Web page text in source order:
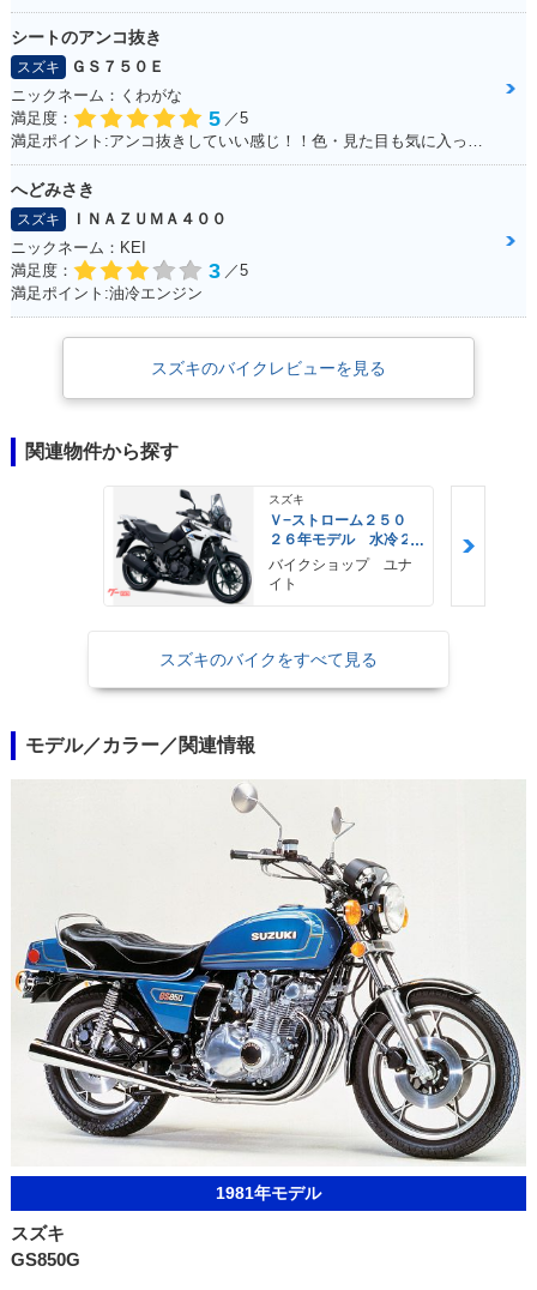
シートのアンコ抜き
スズキ
ＧＳ７５０Ｅ
ニックネーム：くわがな
満足度：
5 ／5
満足ポイント:アンコ抜きしていい感じ！！色・見た目も気に入っています！！！
へどみさき
スズキ
ＩＮＡＺＵＭＡ４００
ニックネーム：KEI
満足度：
3 ／5
満足ポイント:油冷エンジン
スズキのバイクレビューを見る
関連物件から探す
スズキ
Ｖ−ストローム２５０
２６年モデル 水冷２
気筒エンジン ＬＥＤ
ヘッドライト標準装備
バイクショップ ユナ
イト
スズキのバイクをすべて見る
モデル／カラー／関連情報
1981年モデル
スズキ
GS850G